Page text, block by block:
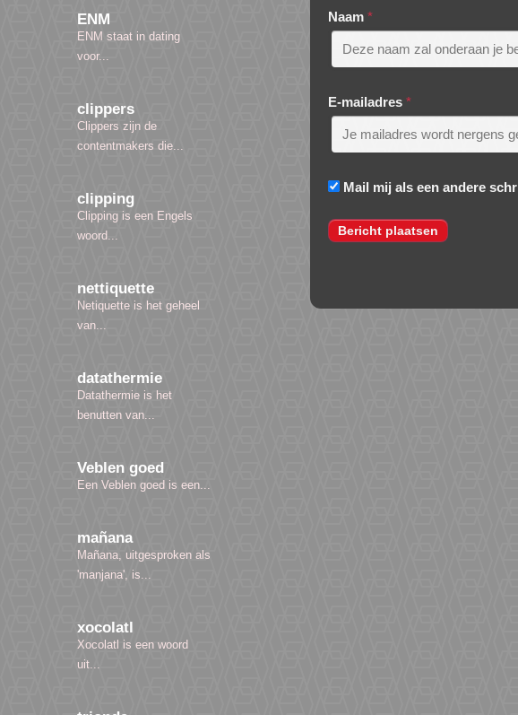
ENM
ENM staat in dating
voor...
clippers
Clippers zijn de
contentmakers die...
clipping
Clipping is een Engels
woord...
nettiquette
Netiquette is het geheel
van...
datathermie
Datathermie is het
benutten van...
Veblen goed
Een Veblen goed is een...
mañana
Mañana, uitgesproken als
'manjana', is...
xocolatl
Xocolatl is een woord
uit...
Naam *
E-mailadres *
Mail mij als een andere